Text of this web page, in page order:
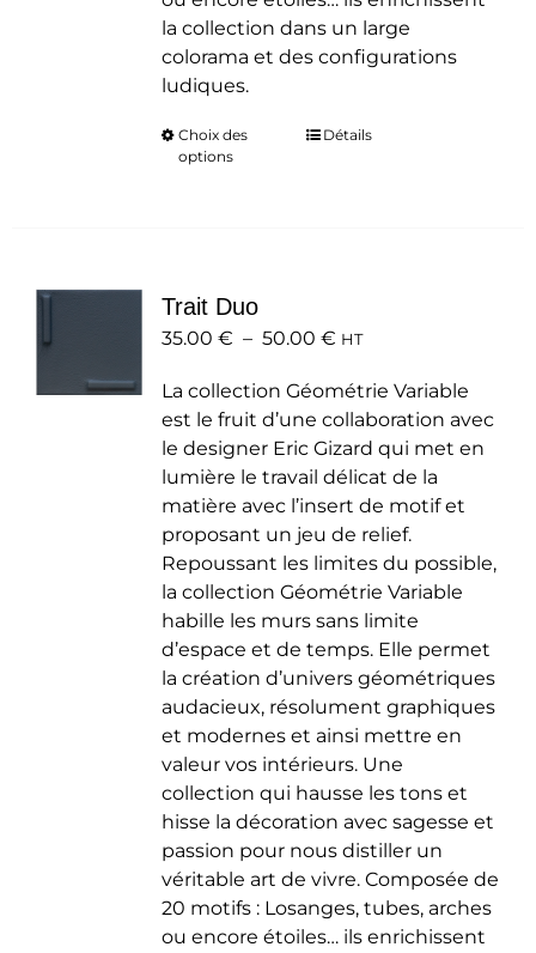
la collection dans un large
colorama et des configurations
ludiques.
Choix des
options
Ce
peuvent
choisies
sur
la
page
du
produit
Détails
Trait Duo
35.00 € – 50.00 €Plage
prix :
35.00 €
à
50.00 €
HT
La collection Géométrie Variable
est le fruit d’une collaboration avec
le designer Eric Gizard qui met en
lumière le travail délicat de la
matière avec l’insert de motif et
proposant un jeu de relief.
Repoussant les limites du possible,
la collection Géométrie Variable
habille les murs sans limite
d’espace et de temps. Elle permet
la création d’univers géométriques
audacieux, résolument graphiques
et modernes et ainsi mettre en
valeur vos intérieurs. Une
collection qui hausse les tons et
hisse la décoration avec sagesse et
passion pour nous distiller un
véritable art de vivre. Composée de
20 motifs : Losanges, tubes, arches
ou encore étoiles… ils enrichissent